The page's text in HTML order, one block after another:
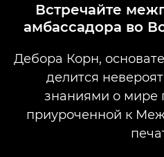
Истории
Встречайте
амбассадора во
Дебора Корн,
делится
знаниями о мире
приуроченной к